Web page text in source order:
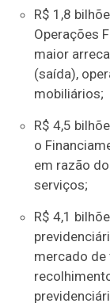
R$ 1,8
Operações
maior
(saída),
mobiliários;
R$ 4,5
o
em razão
serviços;
R$ 4,1
mercado de